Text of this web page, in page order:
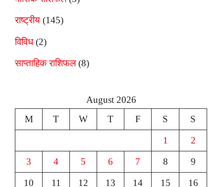
राष्ट्रीय (145)
विविध(2)
साप्ताहिक राशिफल(8)
August 2026
M
T W T F S S
1 2
3 4 5 6 7 8 9
10 11 12 13 14 15 16